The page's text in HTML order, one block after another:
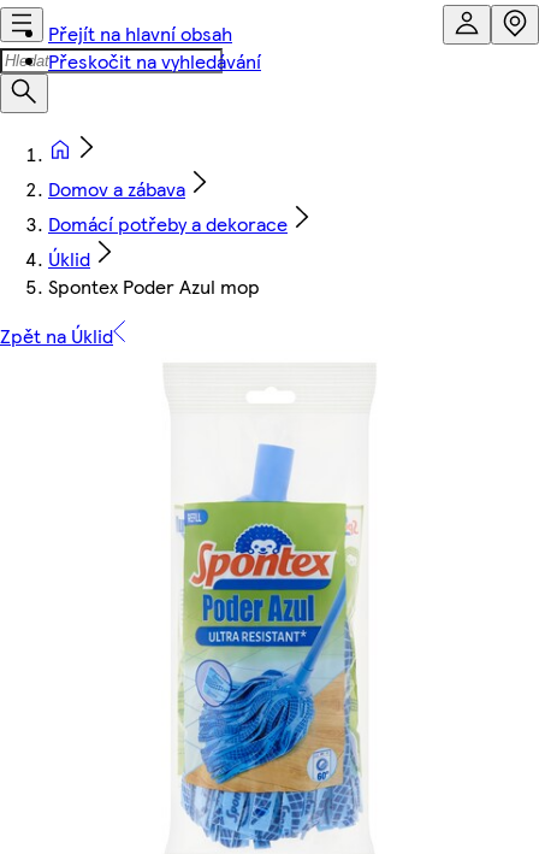
Přejít na hlavní obsah
Přeskočit na vyhledávání
Domov a zábava
Domácí potřeby a dekorace
Úklid
Spontex Poder Azul mop
Zpět na Úklid